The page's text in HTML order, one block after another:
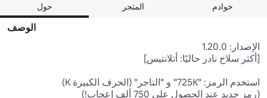
حول المتجر خوادم
الوصف